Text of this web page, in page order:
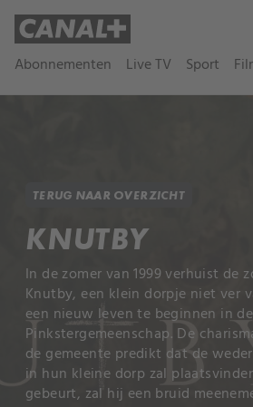
Abonnementen Live TV Sport
TERUG NAAR OVERZICHT
KNUTBY
In de zomer van 1999 verhuist de
Knutby, een klein dorpje niet ver
een nieuw leven te beginnen in
Pinkstergemeenschap. De
de gemeente predikt dat de
in hun kleine dorp zal
gebeurt, zal hij een bruid